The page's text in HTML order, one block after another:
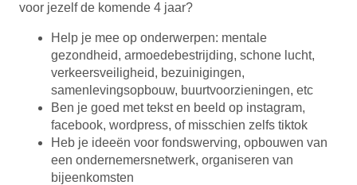
voor jezelf de komende 4 jaar?
Help je mee op onderwerpen: mentale
gezondheid, armoedebestrijding, schone lucht,
verkeersveiligheid, bezuinigingen,
samenlevingsopbouw, buurtvoorzieningen, etc
Ben je goed met tekst en beeld op instagram,
facebook, wordpress, of misschien zelfs tiktok
Heb je ideeën voor fondswerving, opbouwen van
een ondernemersnetwerk, organiseren van
bijeenkomsten